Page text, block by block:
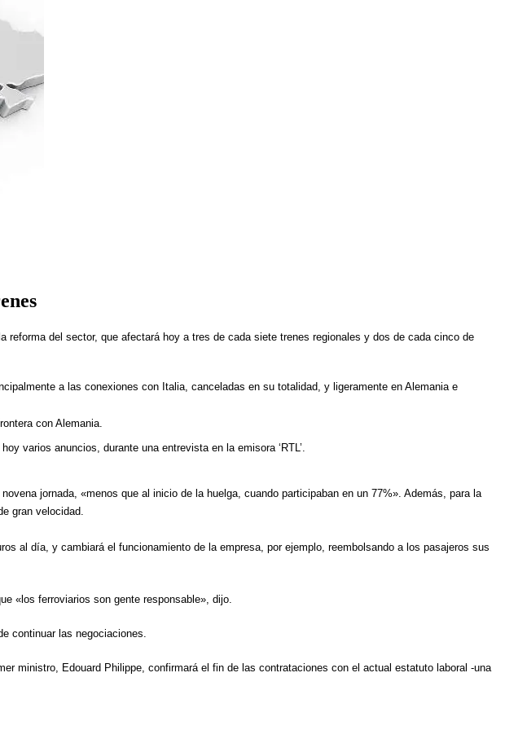
reforma del sector, que afectará hoy a tres de cada siete trenes regionales y dos de cada cinco de
a las conexiones con Italia, canceladas en su totalidad, y ligeramente en Alemania e
con Alemania.
varios anuncios, durante una entrevista en la emisora ‘RTL’.
jornada, «menos que al inicio de la huelga, cuando participaban en un 77%». Además, para la
gran velocidad.
al día, y cambiará el funcionamiento de la empresa, por ejemplo, reembolsando a los pasajeros sus
«los ferroviarios son gente responsable», dijo.
continuar las negociaciones.
ministro, Edouard Philippe, confirmará el fin de las contrataciones con el actual estatuto laboral -una